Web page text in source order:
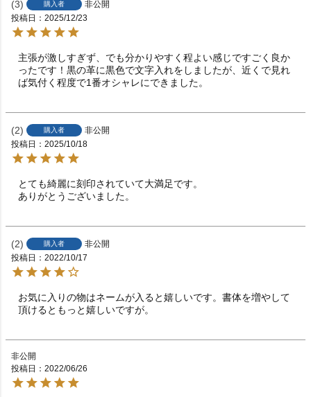
3 購入者
非公開
投稿日
2025/12/23
主張が激しすぎず、でも分かりやすく程よい感じですごく良か
ったです！黒の革に黒色で文字入れをしましたが、近くで見れ
ば気付く程度で1番オシャレにできました。
2 購入者
非公開
投稿日
2025/10/18
とても綺麗に刻印されていて大満足です。
ありがとうございました。
2 購入者
非公開
投稿日
2022/10/17
お気に入りの物はネームが入ると嬉しいです。書体を増やして
頂けるともっと嬉しいですが。
非公開
投稿日
2022/06/26